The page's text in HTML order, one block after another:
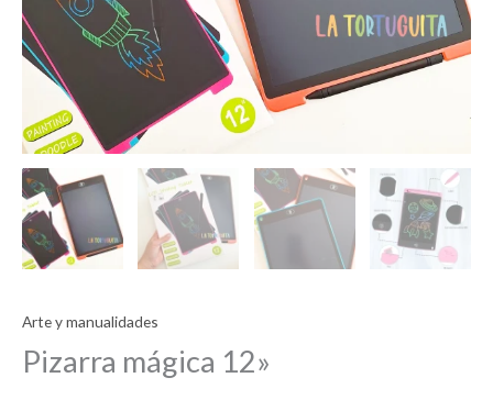
Arte y manualidades
Pizarra mágica 12»